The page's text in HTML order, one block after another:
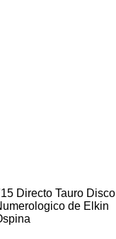
Directo Tauro Disco
de Elkin